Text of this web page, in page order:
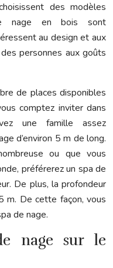
des modèles
nage en bois sont
au design et aux
personnes aux goûts
de places disponibles
comptez inviter dans
une famille assez
d’environ 5 m de long.
ou que vous
préférerez un spa de
De plus, la profondeur
m. De cette façon, vous
de nage.
nage sur le